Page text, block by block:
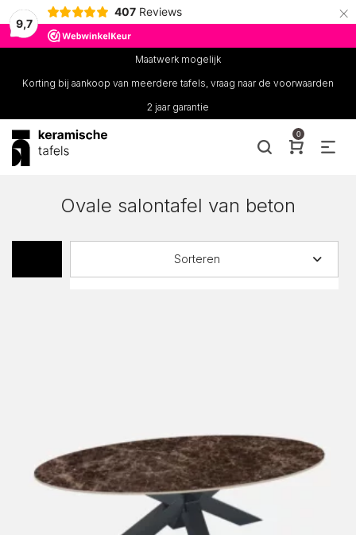
9,7
407 Reviews ×
Maatwerk mogelijk
Korting bij aankoop van meerdere tafels, vraag naar de voorwaarden
2 jaar garantie
0
Ovale salontafel van beton
Sorteren